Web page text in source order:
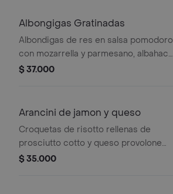
Albongigas Gratinadas
Albondigas de res en salsa pomodoro
con mozarrella y parmesano, albahaca
fresca y pan focaccia.
$ 37.000
Arancini de jamon y queso
Croquetas de risotto rellenas de
prosciutto cotto y queso provolone
con salsa napolitana.
$ 35.000